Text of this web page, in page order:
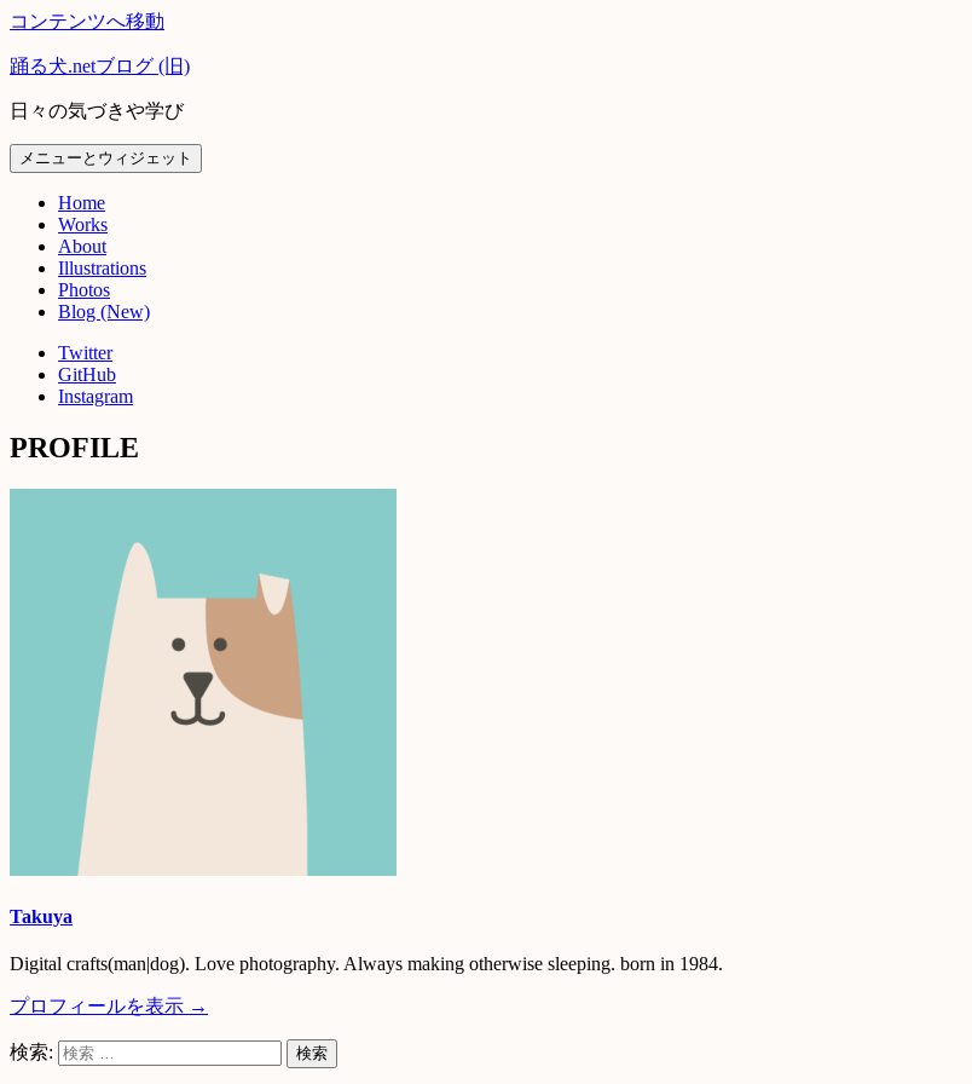
コンテンツへ移動
踊る犬.netブログ (旧)
日々の気づきや学び
メニューとウィジェット
Home
Works
About
Illustrations
Photos
Blog (New)
Twitter
GitHub
Instagram
PROFILE
Takuya
Digital crafts(man|dog). Love photography. Always making otherwise sleeping. born in 1984.
プロフィールを表示 →
検索: